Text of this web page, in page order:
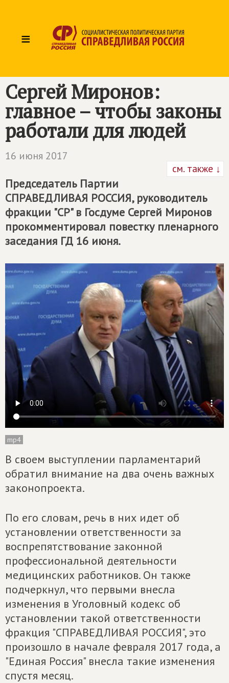
≡
Сергей Миронов:
главное – чтобы законы
работали для людей
16 июня 2017
см. также ↓
Председатель Партии
СПРАВЕДЛИВАЯ РОССИЯ, руководитель
фракции "СР" в Госдуме Сергей Миронов
прокомментировал повестку пленарного
заседания ГД 16 июня.
mp4
В своем выступлении парламентарий
обратил внимание на два очень важных
законопроекта.
По его словам, речь в них идет об
установлении ответственности за
воспрепятствование законной
профессиональной деятельности
медицинских работников. Он также
подчеркнул, что первыми внесла
изменения в Уголовный кодекс об
установлении такой ответственности
фракция "СПРАВЕДЛИВАЯ РОССИЯ", это
произошло в начале февраля 2017 года, а
"Единая Россия" внесла такие изменения
спустя месяц.